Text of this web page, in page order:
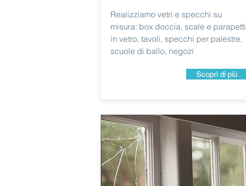
Realizziamo vetri e specchi su
misura: box doccia, scale e parapetti
in vetro, tavoli, specchi per palestre,
scuole di ballo, negozi
Scopri di più